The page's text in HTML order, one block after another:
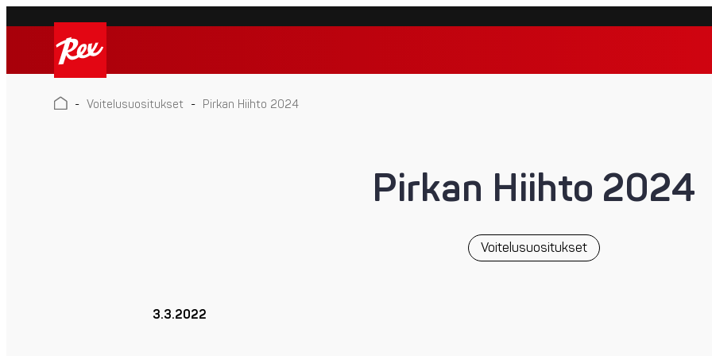
Skip
content
Rex
- Voitelusuositukset - Pirkan Hiihto 2024
Pirkan Hiihto 2024
Voitelusuositukset
3.3.2022